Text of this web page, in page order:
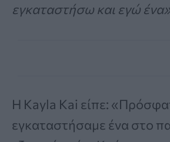
εγκαταστήσω και εγώ
Η Kayla Kai είπε:
εγκαταστήσαμε ένα στο